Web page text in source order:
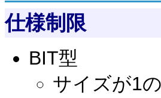
仕様制限
BIT型
サイズが1